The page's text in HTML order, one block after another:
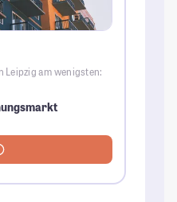
Leipzig am wenigsten: